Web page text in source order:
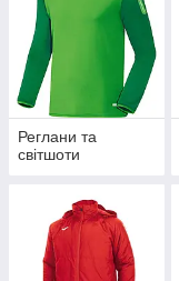
Реглани та
світшоти